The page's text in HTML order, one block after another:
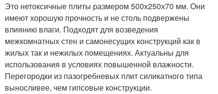
Это нетоксичные плиты размером 500х250х70 мм. Они
имеют хорошую прочность и не столь подвержены
влиянию влаги. Подходят для возведения
межкомнатных стен и самонесущих конструкций как в
жилых так и нежилых помещениях. Актуальны для
использования в условиях повышенной влажности.
Перегородки из пазогребневых плит силикатного типа
выносливее, чем гипсовые конструкции.